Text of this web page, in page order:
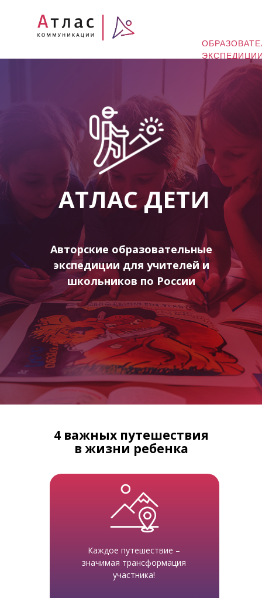
Авторские образовательные
экспедиции для учителей и
школьников по России
АТЛАС ДЕТИ
Каждое путешествие –
значимая трансформация
участника!
4 важных путешествия
в жизни ребенка